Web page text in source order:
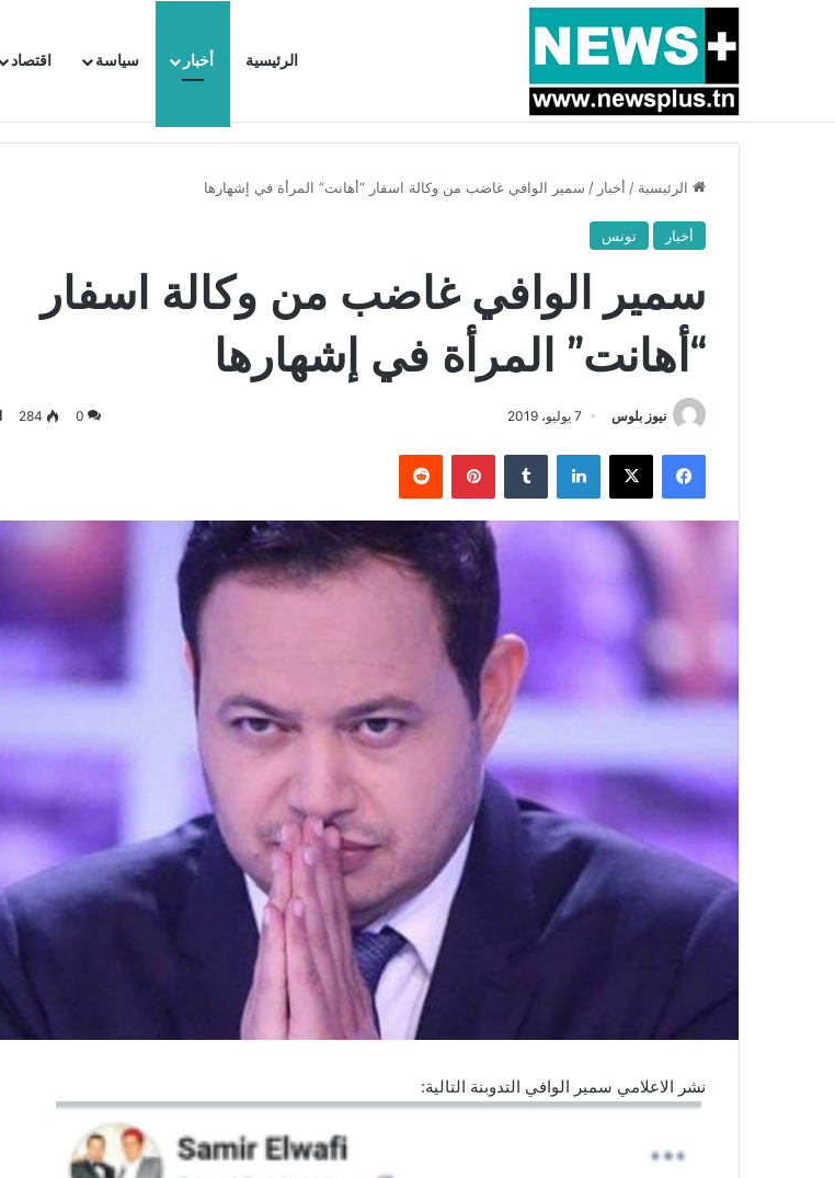
الرئيسية أخبار سياسة اقتصاد
أخبار عاجلة بسبب المرزوقي وبتكليف من سعيّد: الخارجية تستدعي السفيرة الفرنسية بتونس وتبلغها احتجاجا شديد اللهجة !!
الرئيسية / أخبار / سمير الوافي غاضب من وكالة اسفار “أهانت” المرأة في إشهارها
أخبار تونس
سمير الوافي غاضب من وكالة اسفار
“أهانت” المرأة في إشهارها
نيوز بلوس 7 يوليو، 2019 0
284
فيسبوك X لينكدإن بينتيريست
نشر الاعلامي سمير الوافي التدوبنة التالية: